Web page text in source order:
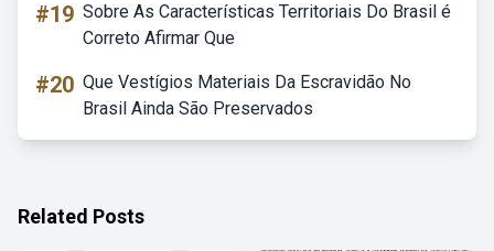
#19 Sobre As Características Territoriais Do Brasil é
Correto Afirmar Que
#20 Que Vestígios Materiais Da Escravidão No
Brasil Ainda São Preservados
Related Posts